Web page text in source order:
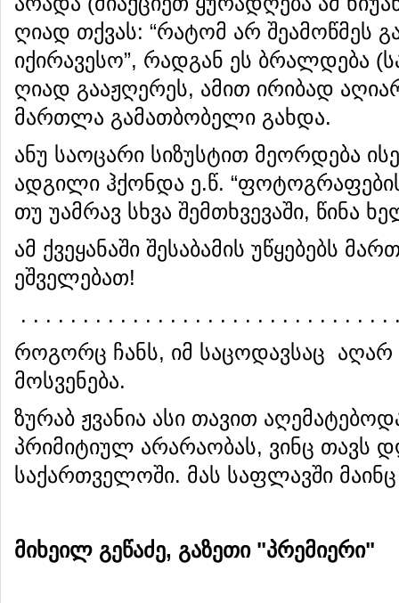
ღიად თქვას: “რატომ არ შეამოწმეს
იქირავესო”, რადგან ეს ბრალდება
ღიად გააჟღერეს, ამით ირიბად
მართლა გამათბობელი გახდა.
ანუ საოცარი სიზუსტით მეორდება
ადგილი ჰქონდა ე.წ.
თუ უამრავ სხვა შემთხვევაში, წინა
ამ ქვეყანაში შესაბამის უწყებებს
ეშველებათ!
. . . . . . . . . . . . . . . . . . . . . . . . . . . . . .
როგორც ჩანს, იმ საცოდავსაც აღარ
მოსვენება.
ზურაბ ჟვანია ასი თავით
პრიმიტიულ არარაობას, ვინც თავს
საქართველოში. მას საფლავში მაინც
მიხეილ გეწაძე, გაზეთი "პრემიერი"